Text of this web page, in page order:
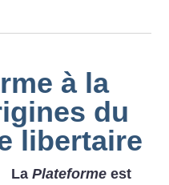
à la
du
libertaire
LaPlateforme est